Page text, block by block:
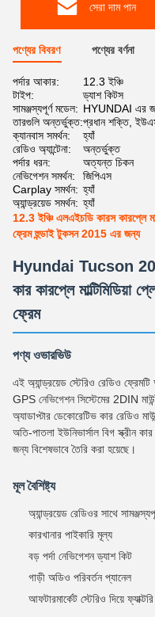
সেরা দাম পান
পণ্যের বিবরণ পণ্যের বর্ণনা
পর্দার আকার:
12.3 ইঞ্চি
টাইপ:
ড্যাশ কিটস
সামঞ্জস্যপূর্ণ মডেল: HYUNDAI এর
তারগুলি অন্তর্ভুক্ত:প্রধান শক্তি,
ক্যানবাস সমর্থন:
হ্যাঁ
রেডিও অ্যান্টেনা:
অন্তর্ভুক্ত
পর্দার ধরন:
অত্যন্ত চিকন
নেভিগেশন সমর্থন:
জিপিএস
Carplay সমর্থন: হ্যাঁ
অ্যান্ড্রয়েড সমর্থন: হ্যাঁ
12.3 ইঞ্চি এলএইচডি কারস কারপ্লে
ফ্রেম হুন্ডাই টুকসন 2015 এর জন্য
Hyundai Tucson
কার কারপ্লে মাল্টিমিডিয়া
ফ্রেম
পণ্য ওভারভিউ
এই অ্যান্ড্রয়েড স্টেরিও রেডিও
GPS নেভিগেশন সিস্টেমের 2DIN
অ্যাডাপ্টার ডেকোরেটিভ কার রেডিও
অতি-পাতলা ইউনিভার্সাল বিগ স্ক্রীন
জন্য বিশেষভাবে তৈরি করা হয়েছে।
মূল বৈশিষ্ট্য
অ্যান্ড্রয়েড রেডিওর সাথে
কারখানার পাইকারি মূল্য
বড় পর্দা নেভিগেশন ড্যাশ কিট
গাড়ী অডিও পরিবর্তন প্যানেল
আফটারমার্কেট স্টেরিও দিয়ে